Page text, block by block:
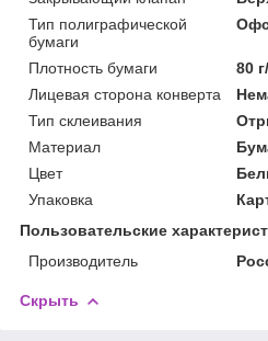
Тип полиграфической
бумаги
Плотность бумаги
80
Лицевая сторона конверта
Тип склеивания
Материал
Цвет
Упаковка
Пользовательские
Производитель
Скрыть